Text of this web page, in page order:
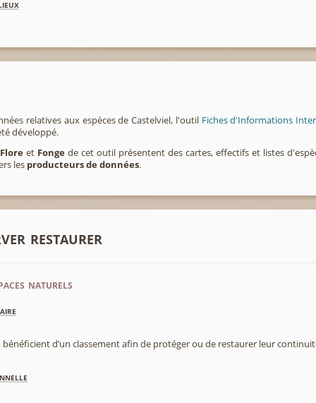
relatives aux espèces de Castelviel, l'outil Fiches d'Informations
développé.
Flore et Fonge de cet outil présentent des cartes, effectifs et listes
les producteurs de données.
restaurer
naturels
bénéficient d’un classement afin de protéger ou de restaurer leur